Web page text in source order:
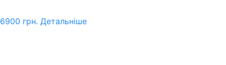
6900 грн. Детальніше